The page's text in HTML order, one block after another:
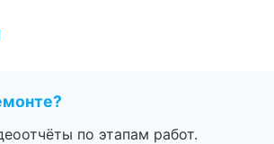
по этапам работ.